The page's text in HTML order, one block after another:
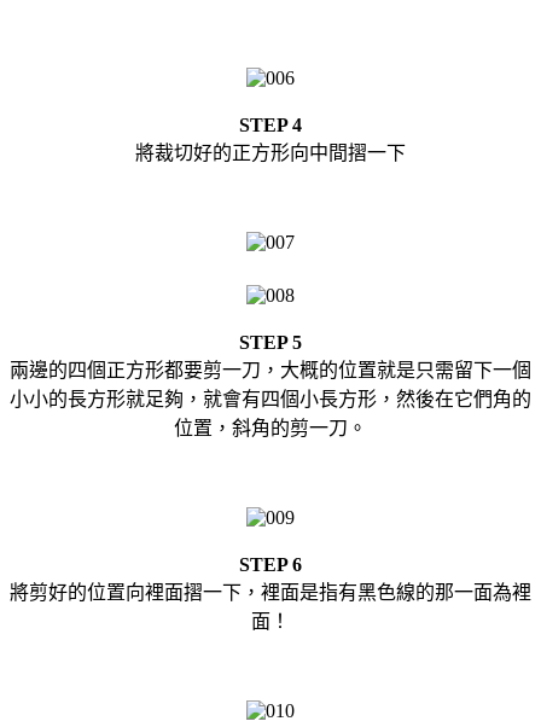
STEP 4
將裁切好的正方形向中間摺一下
STEP 5
兩邊的四個正方形都要剪一刀，大概的位置就是只需留下一個
小小的長方形就足夠，就會有四個小長方形，然後在它們角的
位置，斜角的剪一刀。
STEP 6
將剪好的位置向裡面摺一下，裡面是指有黑色線的那一面為裡
面！